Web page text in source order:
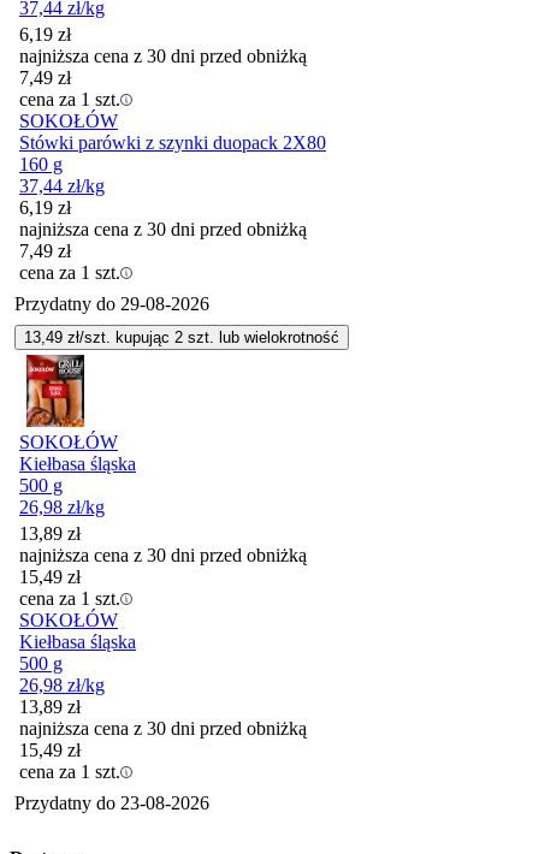
37,44 zł/kg
6,19 zł
najniższa cena z 30 dni przed obniżką
7,49 zł
cena za 1 szt.
SOKOŁÓW
Stówki parówki z szynki duopack 2X80
160 g
37,44 zł/kg
6,19 zł
najniższa cena z 30 dni przed obniżką
7,49 zł
cena za 1 szt.
Przydatny do 29-08-2026
13,49 zł/szt. kupując 2 szt. lub wielokrotność
SOKOŁÓW
Kiełbasa śląska
500 g
26,98 zł/kg
13,89 zł
najniższa cena z 30 dni przed obniżką
15,49 zł
cena za 1 szt.
SOKOŁÓW
Kiełbasa śląska
500 g
26,98 zł/kg
13,89 zł
najniższa cena z 30 dni przed obniżką
15,49 zł
cena za 1 szt.
Przydatny do 23-08-2026